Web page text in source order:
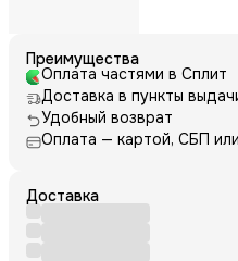
Преимущества
Оплата частями в Сплит
Доставка в пункты
Удобный возврат
Оплата — картой, СБП
Доставка